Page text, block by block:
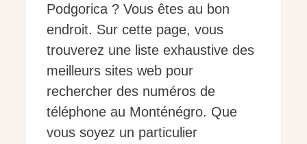
Podgorica ? Vous êtes au bon
endroit. Sur cette page, vous
trouverez une liste exhaustive des
meilleurs sites web pour
rechercher des numéros de
téléphone au Monténégro. Que
vous soyez un particulier